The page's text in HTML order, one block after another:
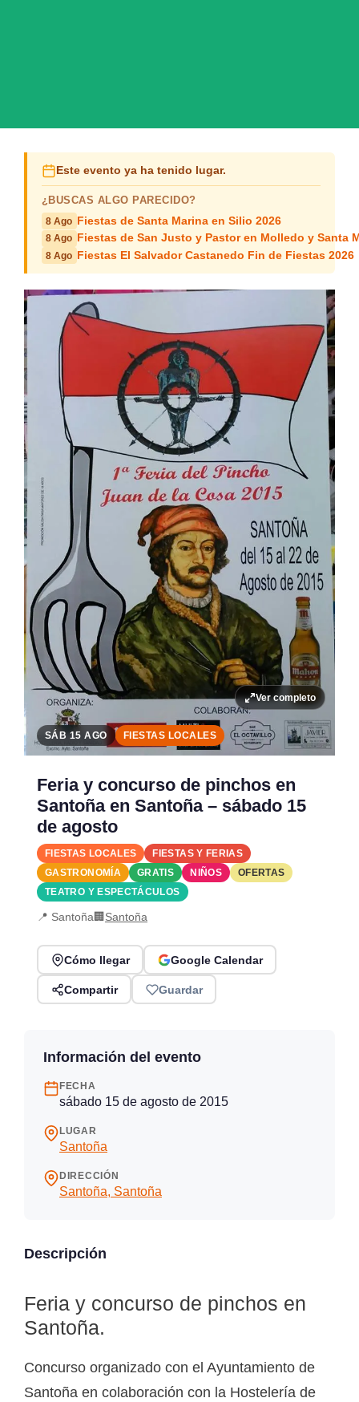
Este evento ya ha tenido lugar.
¿BUSCAS ALGO PARECIDO?
8 Ago Fiestas de Santa Marina en Silio 2026
8 Ago Fiestas de San Justo y Pastor en Molledo y Santa
8 Ago Fiestas El Salvador Castanedo Fin de Fiestas 2026
Ver completo
SÁB 15 AGO FIESTAS LOCALES
Feria y concurso de pinchos en
Santoña en Santoña – sábado 15
de agosto
FIESTAS LOCALES
FIESTAS Y FERIAS
GASTRONOMÍA
GRATIS NIÑOS
OFERTAS
TEATRO Y ESPECTÁCULOS
📍 Santoña🏢 Santoña
Cómo llegar Google Calendar
Compartir Guardar
Información del evento
FECHA
sábado 15 de agosto de 2015
LUGAR
Santoña
DIRECCIÓN
Santoña, Santoña
Descripción
Feria y concurso de pinchos en
Santoña.
Concurso organizado con el Ayuntamiento de
Santoña en colaboración con la Hostelería de